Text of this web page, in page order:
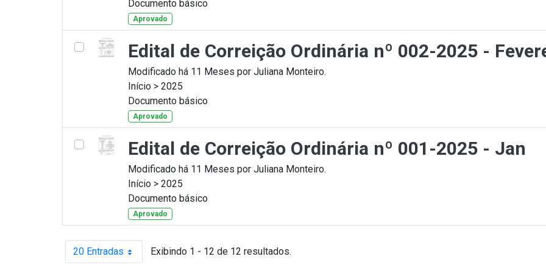
Documento básico
Aprovado
Edital de Correição Ordinária nº 002-2025 -
Modificado há 11 Meses por Juliana Monteiro.
Início > 2025
Documento básico
Aprovado
Edital de Correição Ordinária nº 001-2025 - Jan
Modificado há 11 Meses por Juliana Monteiro.
Início > 2025
Documento básico
Aprovado
20 EntradasPor página Exibindo 1 - 12 de 12 resultados.